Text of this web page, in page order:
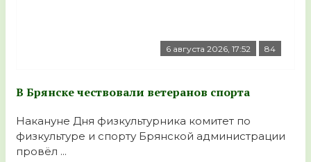
6 августа 2026, 17:52 84
В Брянске чествовали ветеранов спорта
Накануне Дня физкультурника комитет по
физкультуре и спорту Брянской администрации
провёл ...